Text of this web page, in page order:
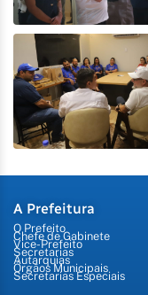
A Prefeitura
O Prefeito
Chefe de Gabinete
Vice-Prefeito
Secretarias
Autarquias
Órgãos Municipais
Secretarias Especiais